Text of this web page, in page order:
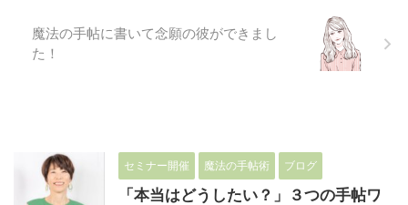
魔法の手帖に書いて念願の彼ができまし
た！
セミナー開催 魔法の手帖術 ブログ
「本当はどうしたい？」３つの手帖ワ